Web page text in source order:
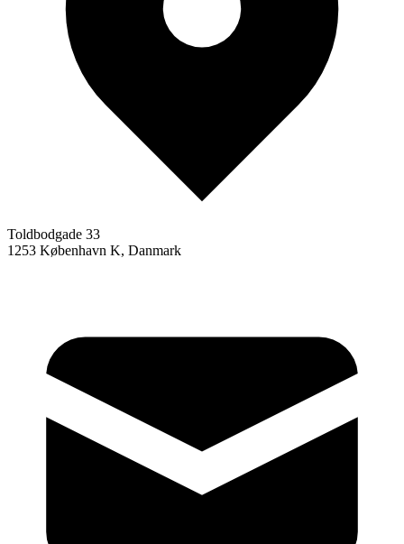
Toldbodgade 33
1253 København K, Danmark